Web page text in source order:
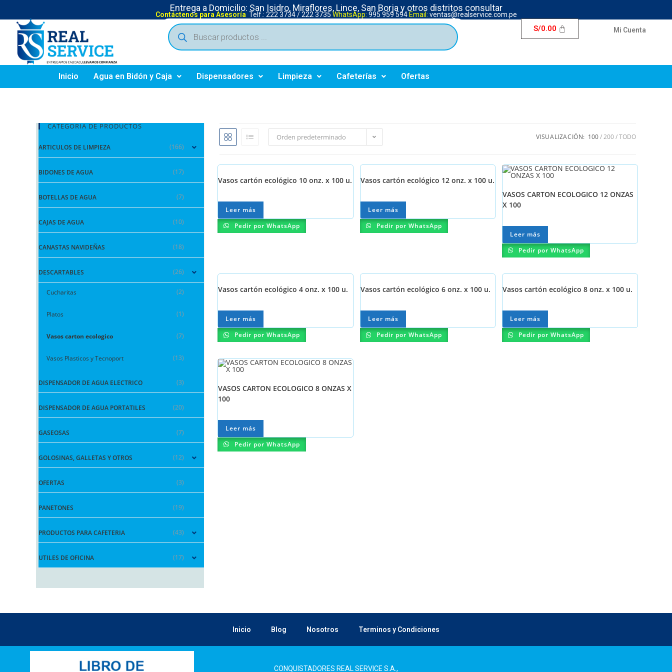
Entrega a Domicilio: San Isidro, Miraflores, Lince, San Borja y otros distritos consultar
Contáctenos para Asesoría Telf.: 222 3734 / 222 3735 WhatsApp: 995 959 594 Email: ventas@realservice.com.pe
S/0.00 Mi Cuenta
Inicio Agua en Bidón y Caja Dispensadores Limpieza Cafeterías Ofertas
Orden predeterminado VISUALIZACIÓN: 100 200 TODO
Vasos cartón ecológico 10 onz. x 100 u.
Leer más
Pedir por WhatsApp
Vasos cartón ecológico 12 onz. x 100 u.
Leer más
Pedir por WhatsApp
VASOS CARTON ECOLOGICO 12 ONZAS
X 100
Leer más
Pedir por WhatsApp
Vasos cartón ecológico 4 onz. x 100 u.
Leer más
Pedir por WhatsApp
Vasos cartón ecológico 6 onz. x 100 u.
Leer más
Pedir por WhatsApp
Vasos cartón ecológico 8 onz. x 100 u.
Leer más
Pedir por WhatsApp
VASOS CARTON ECOLOGICO 8 ONZAS X
100
Leer más
Pedir por WhatsApp
CATEGORIA DE PRODUCTOS
ARTICULOS DE LIMPIEZA (166)
BIDONES DE AGUA (17)
BOTELLAS DE AGUA (7)
CAJAS DE AGUA (10)
CANASTAS NAVIDEÑAS (18)
DESCARTABLES (26)
Cucharitas (2)
Platos (1)
Vasos carton ecologico (7)
Vasos Plasticos y Tecnoport (13)
DISPENSADOR DE AGUA ELECTRICO (3)
DISPENSADOR DE AGUA PORTATILES (20)
GASEOSAS (7)
GOLOSINAS, GALLETAS Y OTROS (12)
OFERTAS (3)
PANETONES (19)
PRODUCTOS PARA CAFETERIA (43)
UTILES DE OFICINA (17)
Inicio Blog Nosotros Terminos y Condiciones
CONQUISTADORES REAL SERVICE S.A.,